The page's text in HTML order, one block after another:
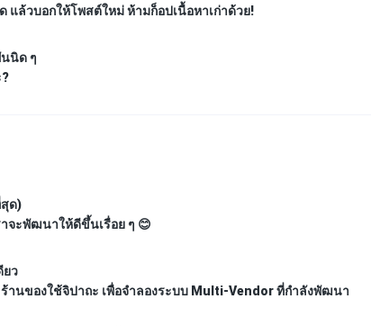
แล้วบอกให้โพสต์ใหม่ ห้ามก็อปเนื้อหาเก่าด้วย!
นนิด ๆ
ด)
จะพัฒนาให้ดีขึ้นเรื่อย ๆ 😊
ยว
ร้านของใช้จิปาถะ เพื่อจำลองระบบ Multi-Vendor ที่กำลังพัฒนา